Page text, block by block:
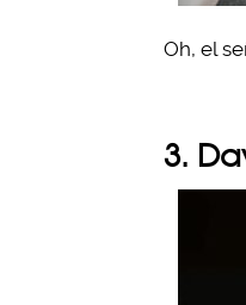
Oh, el
3.